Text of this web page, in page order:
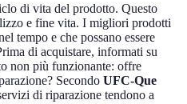
di vita del prodotto. Questo
e fine vita. I migliori prodotti
tempo e che possano essere
di acquistare, informati su
non più funzionante: offre
Secondo UFC-Que
di riparazione tendono a